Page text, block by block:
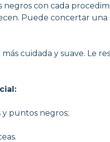
con cada
Puede concertar
cuidada y suave. Le
puntos negros;